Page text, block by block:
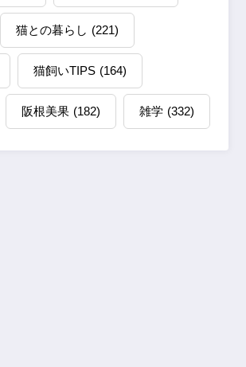
猫との暮らし (221)
猫飼いTIPS (164)
阪根美果 (182) 雑学 (332)